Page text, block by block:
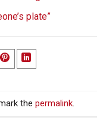
plate”
the permalink.